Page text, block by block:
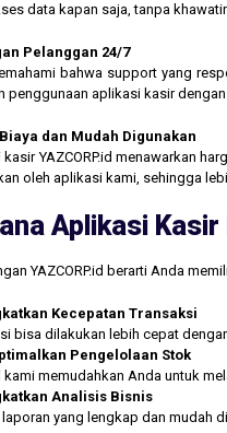
data kapan saja, tanpa
Pelanggan 24/7
bahwa support yang
penggunaan aplikasi kasir
dan Mudah Digunakan
YAZCORP.id menawarkan
oleh aplikasi kami, sehingga
Aplikasi
YAZCORP.id berarti Anda
Kecepatan Transaksi
bisa dilakukan lebih cepat
Pengelolaan Stok
memudahkan Anda untuk
Analisis Bisnis
yang lengkap dan mudah